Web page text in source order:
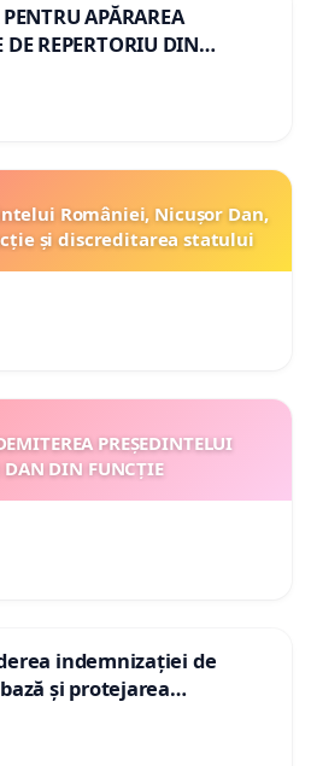
APĂRAREA
DE REPERTORIU DIN
României, Nicușor Dan,
și discreditarea statului
PREȘEDINTELUI
DAN DIN FUNCȚIE
indemnizației de
și protejarea
pentru asistenții